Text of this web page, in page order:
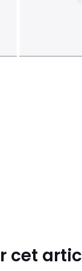
cet